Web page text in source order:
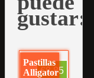
gustar:
Pastillas
Alligator
€8,85